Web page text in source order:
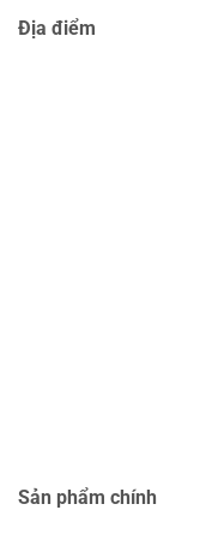
Sản phẩm chính
Địa điểm